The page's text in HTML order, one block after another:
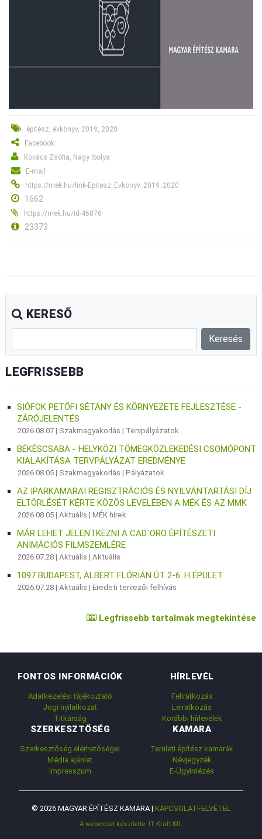
építész, évkönyv, 2019, 2020
Facebook
Kovács Zsófia, Nagy Ibolya
E-mail
https://mek.hu/link-Epitesz_Evkonyv_2019_2020
1662
https://mek.hu/id-46876
23373
KERESŐ
LEGFRISSEBB
SIÓFOK PETŐFI SÉTÁNY ÉS KÖRNYEZETE FEJLESZTÉSE -
ZÁRÓJELENTÉS
2026.08.07 | Szakmagyakorlás | Tervpályázatok
BÉKÉSCSABA - HELYKÖZI TÖMEGKÖZLEKEDÉSI CSOMÓPONT
KIALAKÍTÁSA TERVPÁLYÁZAT EREDMÉNYE
2026.08.05 | Szakmagyakorlás |Pályázatok
AZ IPARKAMARAI REGISZTRÁCIÓS ÉS NYILVÁNTARTÁSI DÍJ
ELTÖRLÉSÉT KÉRTE KÖZÖS LEVELÉBEN A MÉK ÉS AZ MMK
2026.08.05 |Aktuális |MÉK hírek
MÁR LEHET JELENTKEZNI A CAD`ORO ÉPÍTÉSZETI
ANIMÁCIÓS FILMSZEMLÉRE
2026.07.28 |Aktuális |Aktuális
1097 BUDAPEST, ALBERT FLÓRIÁN ÚT 2-6. H ÉPÜLET
2026.07.28 |Aktuális |Eredeti tervezői felhívás
Legfrissebb tartalmak megtekintése
FONTOS INFORMÁCIÓK
Adatkezelési tájékoztató
Jogi nyilatkozat
Titkárság
HÍRLEVÉL
Feliratkozás
Leiratkozás
Korábbi hírlevelek
SZERKESZTŐSÉG
Szerkesztőség elérhetőségei
Média ajánlat
Impresszum
KAMARA
Területi építész kamarák
Névjegyzék
E-Ügyintézés
© 2026 MAGYAR ÉPÍTÉSZ KAMARA | KAPCSOLATFELVÉTEL
A weboldalt készítette: IT Kraft Kft.